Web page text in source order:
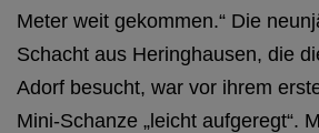
Meter weit gekommen.“ Die
Schacht aus Heringhausen, die
Adorf besucht, war vor ihrem
Mini-Schanze „leicht aufgeregt“.